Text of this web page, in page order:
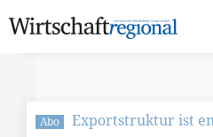
Abo Exportstruktur ist